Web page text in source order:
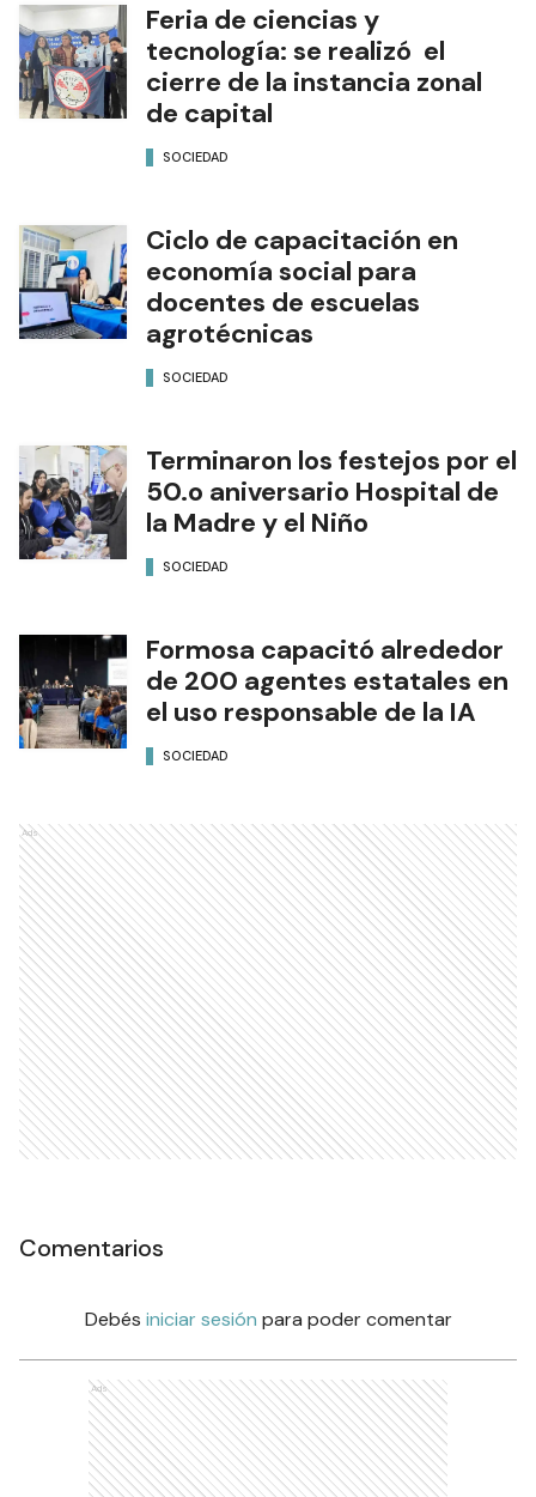
Feria de ciencias y
tecnología: se realizó el
cierre de la instancia zonal
de capital
SOCIEDAD
Ciclo de capacitación en
economía social para
docentes de escuelas
agrotécnicas
SOCIEDAD
Terminaron los festejos por el
50.o aniversario Hospital de
la Madre y el Niño
SOCIEDAD
Formosa capacitó alrededor
de 200 agentes estatales en
el uso responsable de la IA
SOCIEDAD
Ads
Comentarios
Debés iniciar sesión para poder comentar
Ads